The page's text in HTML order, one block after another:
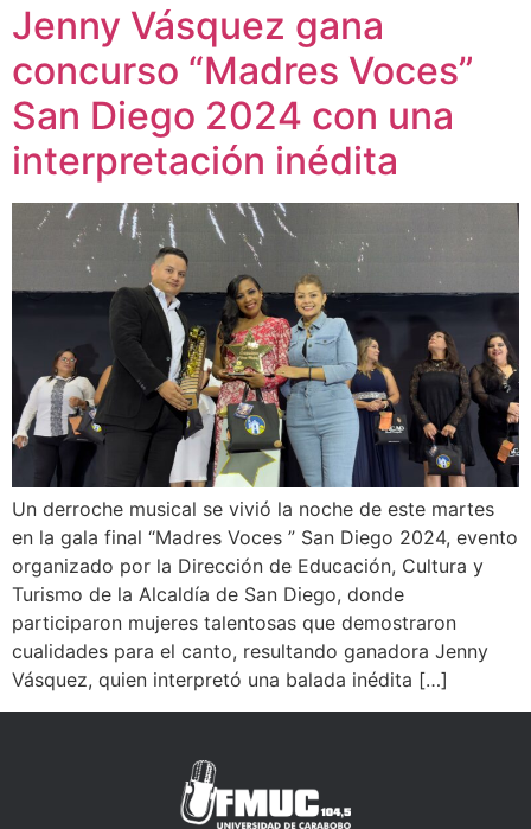
Jenny Vásquez gana
concurso “Madres Voces”
San Diego 2024 con una
interpretación inédita
Un derroche musical se vivió la noche de este martes
en la gala final “Madres Voces ” San Diego 2024, evento
organizado por la Dirección de Educación, Cultura y
Turismo de la Alcaldía de San Diego, donde
participaron mujeres talentosas que demostraron
cualidades para el canto, resultando ganadora Jenny
Vásquez, quien interpretó una balada inédita […]